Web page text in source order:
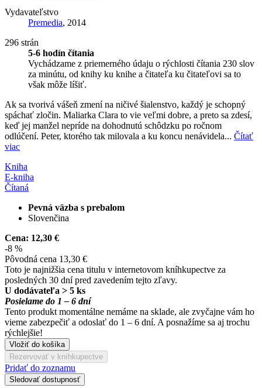
Vydavateľstvo
Premedia, 2014
296 strán
5-6 hodín čítania
Vychádzame z priemerného údaju o rýchlosti čítania 230 slov
za minútu, od knihy ku knihe a čitateľa ku čitateľovi sa to
však môže líšiť.
Ak sa tvorivá vášeň zmení na ničivé šialenstvo, každý je schopný
spáchať zločin. Maliarka Clara to vie veľmi dobre, a preto sa zdesí,
keď jej manžel nepríde na dohodnutú schôdzku po ročnom
odlúčení. Peter, ktorého tak milovala a ku koncu nenávidela... Čítať
viac
Kniha
E-kniha
Čítaná
Pevná väzba s prebalom
Slovenčina
Cena: 12,30 €
-8 %
Pôvodná cena 13,30 €
Toto je najnižšia cena titulu v internetovom kníhkupectve za
posledných 30 dní pred zavedením tejto zľavy.
U dodávateľa > 5 ks
Posielame do 1 – 6 dní
Tento produkt momentálne nemáme na sklade, ale zvyčajne vám ho
vieme zabezpečiť a odoslať do 1 – 6 dní. A posnažíme sa aj trochu
rýchlejšie!
Vložiť do košíka
Rezervovať v kníhkupectve
Pridať do zoznamu
Sledovať dostupnosť